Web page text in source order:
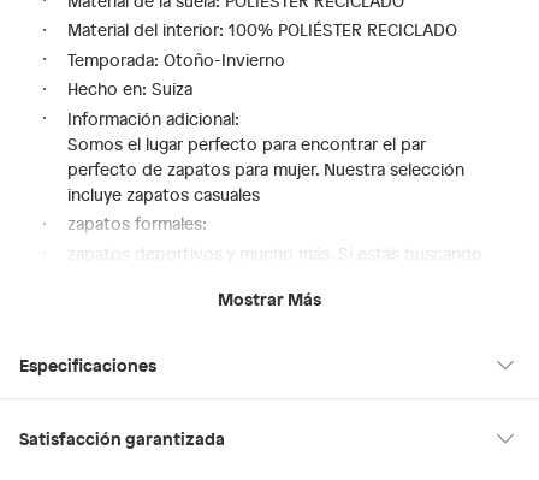
Material del interior: 100% POLIÉSTER RECICLADO
Temporada: Otoño-Invierno
Hecho en: Suiza
Información adicional:
Somos el lugar perfecto para encontrar el par
perfecto de zapatos para mujer. Nuestra selección
incluye zapatos casuales
zapatos formales:
zapatos deportivos y mucho más. Si estás buscando
de zapatos para una noche especial:
cualquier ocasión.
colores y tamaños para que encuentres el par ideal
Mostrar Más
Especificaciones
Hecho en
Satisfacción garantizada